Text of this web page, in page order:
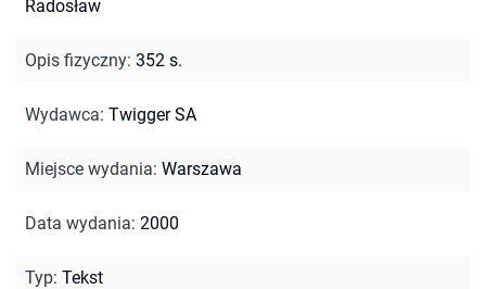
Radosław
Opis fizyczny: 352 s.
Wydawca: Twigger SA
Miejsce wydania: Warszawa
Data wydania: 2000
Typ: Tekst